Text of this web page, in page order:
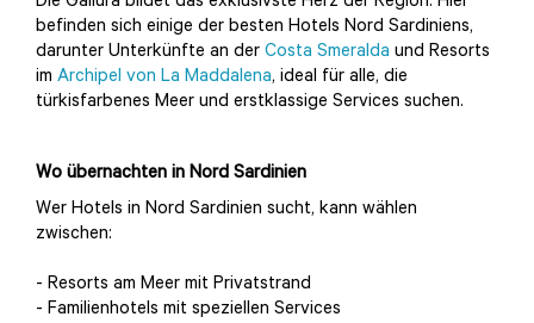
befinden sich einige der besten Hotels Nord Sardiniens,
darunter Unterkünfte an der Costa Smeralda und Resorts
im Archipel von La Maddalena, ideal für alle, die
türkisfarbenes Meer und erstklassige Services suchen.
Wo übernachten in Nord Sardinien
Wer Hotels in Nord Sardinien sucht, kann wählen
zwischen:
- Resorts am Meer mit Privatstrand
- Familienhotels mit speziellen Services